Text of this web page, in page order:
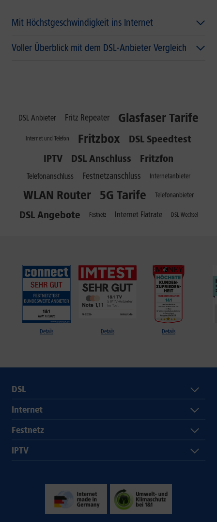
Mit Höchstgeschwindigkeit ins Internet
Voller Überblick mit dem DSL-Anbieter Vergleich
DSL Anbieter Fritz Repeater Glasfaser Tarife
Internet und Telefon Fritzbox
DSL Speedtest
IPTV
DSL Anschluss Fritzfon
Telefonanschluss Festnetzanschluss Internetanbieter
WLAN Router 5G Tarife Telefonanbieter
DSL Angebote Festnetz Internet Flatrate DSL Wechsel
Details Details Details
DSL
Internet
Festnetz
IPTV